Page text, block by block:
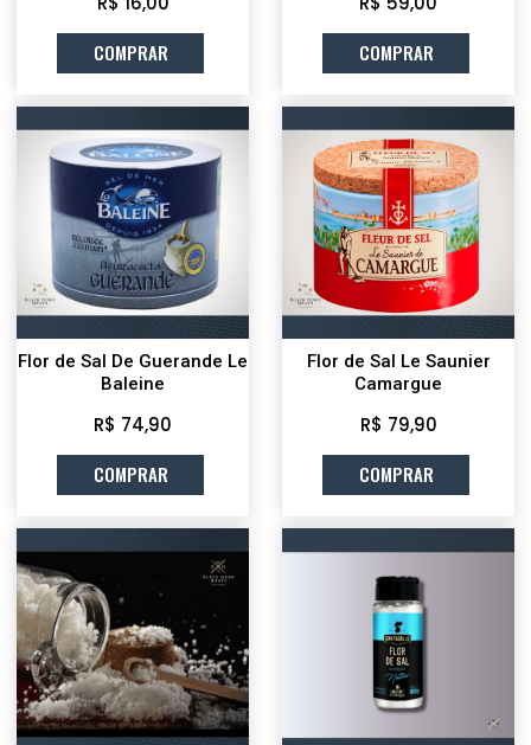
COMPRAR COMPRAR
Flor de Sal De Guerande Le
Baleine
R$ 74,90
COMPRAR
Flor de Sal Le Saunier
Camargue
R$ 79,90
COMPRAR